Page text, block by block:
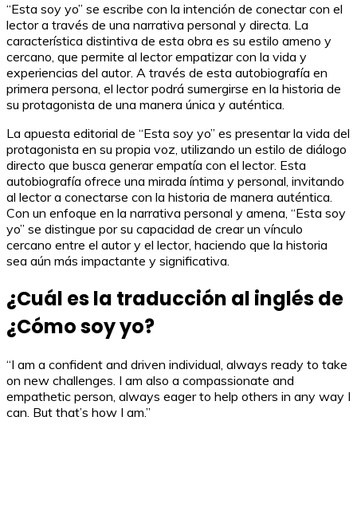
“Esta soy yo” se escribe con la intención de conectar con el
lector a través de una narrativa personal y directa. La
característica distintiva de esta obra es su estilo ameno y
cercano, que permite al lector empatizar con la vida y
experiencias del autor. A través de esta autobiografía en
primera persona, el lector podrá sumergirse en la historia de
su protagonista de una manera única y auténtica.
La apuesta editorial de “Esta soy yo” es presentar la vida del
protagonista en su propia voz, utilizando un estilo de diálogo
directo que busca generar empatía con el lector. Esta
autobiografía ofrece una mirada íntima y personal, invitando
al lector a conectarse con la historia de manera auténtica.
Con un enfoque en la narrativa personal y amena, “Esta soy
yo” se distingue por su capacidad de crear un vínculo
cercano entre el autor y el lector, haciendo que la historia
sea aún más impactante y significativa.
¿Cuál es la traducción al inglés de
¿Cómo soy yo?
“I am a confident and driven individual, always ready to take
on new challenges. I am also a compassionate and
empathetic person, always eager to help others in any way I
can. But that’s how I am.”